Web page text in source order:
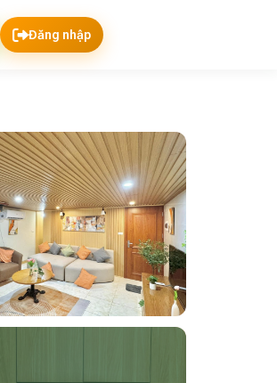
Đăng nhập